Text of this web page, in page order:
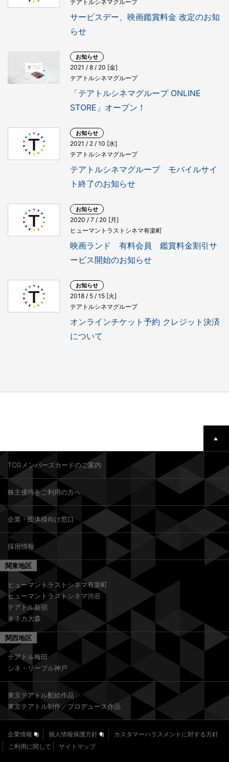
テアトルシネマグループ
サービスデー、映画鑑賞料金 改定のお知
らせ
お知らせ
2021 / 8 / 20 [金]
テアトルシネマグループ
「テアトルシネマグループ ONLINE
STORE」オープン！
お知らせ
2021 / 2 / 10 [水]
テアトルシネマグループ
テアトルシネマグループ モバイルサイ
ト終了のお知らせ
お知らせ
2020 / 7 / 20 [月]
ヒューマントラストシネマ有楽町
映画ランド 有料会員 鑑賞料金割引サ
ービス開始のお知らせ
お知らせ
2018 / 5 / 15 [火]
テアトルシネマグループ
オンラインチケット予約 クレジット決済
について
TCGメンバーズカードのご案内
株主優待をご利用の方へ
企業・団体様向け窓口
採用情報
関東地区
ヒューマントラストシネマ有楽町
ヒューマントラストシネマ渋谷
テアトル新宿
キネカ大森
関西地区
テアトル梅田
シネ・リーブル神戸
東京テアトル配給作品
東京テアトル制作／プロデュース作品
企業情報 個人情報保護方針
カスタマーハラスメントに対する方針
ご利用に関して
サイトマップ